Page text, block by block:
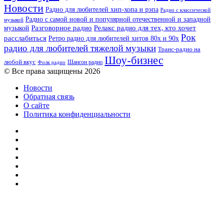
Новости Радио для любителей хип-хопа и рэпа Радио с классической
музыкой Радио с самой новой и популярной отечественной и западной
музыкой Разговорное радио Релакс радио для тех, кто хочет
расслабиться Ретро радио для любителей хитов 80х и 90х Рок
радио для любителей тяжелой музыки Транс-радио на
любой вкус Фолк радио Шансон радио Шоу-бизнес
© Все права защищены 2026
Новости
Обратная связь
О сайте
Политика конфиденциальности